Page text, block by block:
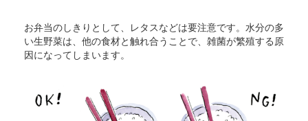
お弁当のしきりとして、レタスなどは要注意です。水分の多
い生野菜は、他の食材と触れ合うことで、雑菌が繁殖する原
因になってしまいます。